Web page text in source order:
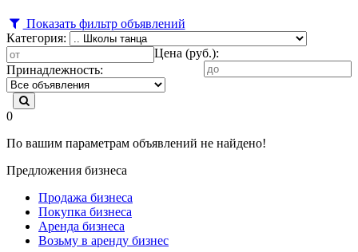
Показать фильтр объявлений
Категория:
Цена (руб.):
Принадлежность:
0
По вашим параметрам объявлений не найдено!
Предложения бизнеса
Продажа бизнеса
Покупка бизнеса
Аренда бизнеса
Возьму в аренду бизнес